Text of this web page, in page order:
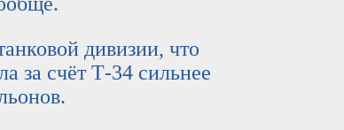
дивизии, что
за счёт Т-34 сильнее